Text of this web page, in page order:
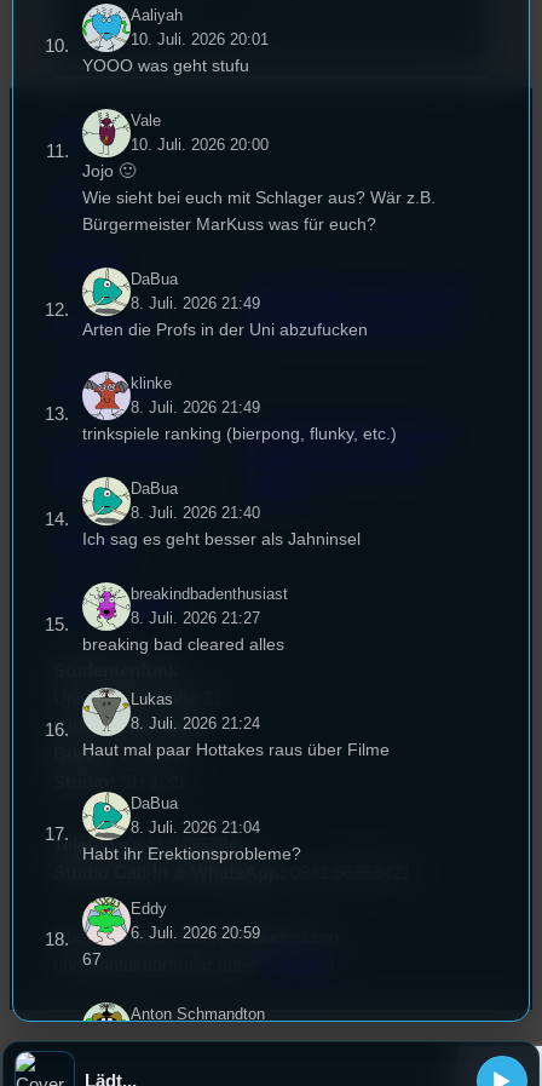
Kontakt
FAQ
Impressum
Datenschutz
(EU)
Empfang
EPK & Presse
Unterstützt vom Lehrstuhl
für Medienwissenschaft
Powered by Airtime.pro –
Universitätsstraße 31
93053 Regensburg
Büro:PT 4.0.73
Telefon: 0941 9435784
Überblick über unsere Mailadressen
und Kontaktformular unter
Aaliyah
10. Juli. 2026 20:01
YOOO was geht stufu
Vale
10. Juli. 2026 20:00
Jojo 🙂
Wie sieht bei euch mit Schlager aus? Wär z.B.
Bürgermeister MarKuss was für euch?
DaBua
8. Juli. 2026 21:49
Arten die Profs in der Uni abzufucken
klinke
8. Juli. 2026 21:49
trinkspiele ranking (bierpong, flunky, etc.)
DaBua
8. Juli. 2026 21:40
Ich sag es geht besser als Jahninsel
breakindbadenthusiast
8. Juli. 2026 21:27
breaking bad cleared alles
Lukas
8. Juli. 2026 21:24
Haut mal paar Hottakes raus über Filme
DaBua
8. Juli. 2026 21:04
Habt ihr Erektionsprobleme?
Eddy
6. Juli. 2026 20:59
67
Anton Schmandton
6. Juli. 2026 20:55
Lädt...